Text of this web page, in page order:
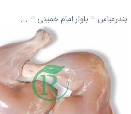
بندرعباس – بلوار امام خمینی – ...